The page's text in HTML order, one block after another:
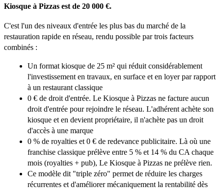
Kiosque à Pizzas est de 20 000 €.
C'est l'un des niveaux d'entrée les plus bas du marché de la
restauration rapide en réseau, rendu possible par trois facteurs
combinés :
Un format kiosque de 25 m² qui réduit considérablement
l'investissement en travaux, en surface et en loyer par rapport
à un restaurant classique
0 € de droit d'entrée. Le Kiosque à Pizzas ne facture aucun
droit d'entrée pour rejoindre le réseau. L'adhérent achète son
kiosque et en devient propriétaire, il n'achète pas un droit
d'accès à une marque
0 % de royalties et 0 € de redevance publicitaire. Là où une
franchise classique prélève entre 5 % et 14 % du CA chaque
mois (royalties + pub), Le Kiosque à Pizzas ne prélève rien.
Ce modèle dit "triple zéro" permet de réduire les charges
récurrentes et d'améliorer mécaniquement la rentabilité dès